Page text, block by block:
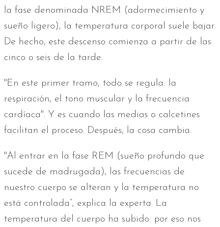
la fase denominada NREM (adormecimiento y
sueño ligero), la temperatura corporal suele bajar.
De hecho, este descenso comienza a partir de las
cinco o seis de la tarde.
"En este primer tramo, todo se regula: la
respiración, el tono muscular y la frecuencia
cardíaca". Y es cuando las medias o calcetines
facilitan el proceso. Después, la cosa cambia.
"Al entrar en la fase REM (sueño profundo que
sucede de madrugada), las frecuencias de
nuestro cuerpo se alteran y la temperatura no
está controlada”, explica la experta. La
temperatura del cuerpo ha subido: por eso nos